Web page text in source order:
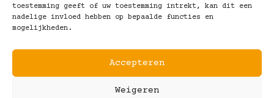
toestemming geeft of uw toestemming intrekt, kan dit een
nadelige invloed hebben op bepaalde functies en
mogelijkheden.
Accepteren
Weigeren
Copyright © 2025 Koot Brillen
Algemene Voorwaarden